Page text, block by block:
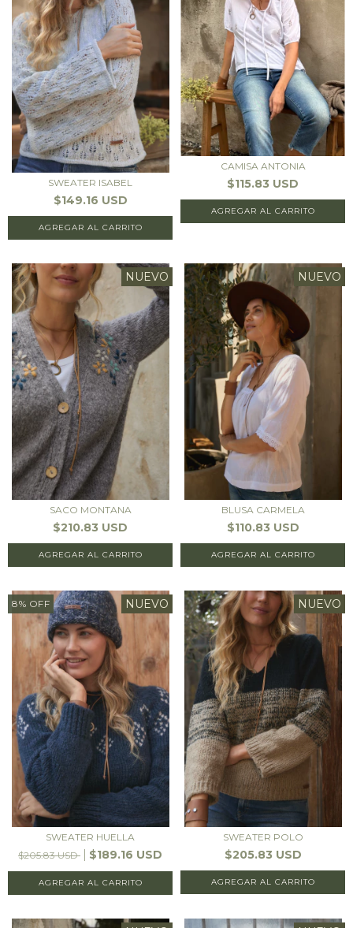
SWEATER ISABEL
$149.16 USD
AGREGAR AL CARRITO
CAMISA ANTONIA
$115.83 USD
AGREGAR AL CARRITO
NUEVO
SACO MONTANA
$210.83 USD
AGREGAR AL CARRITO
NUEVO
BLUSA CARMELA
$110.83 USD
AGREGAR AL CARRITO
8% OFF NUEVO
SWEATER HUELLA
$205.83 USD
$189.16 USD
AGREGAR AL CARRITO
NUEVO
SWEATER POLO
$205.83 USD
AGREGAR AL CARRITO